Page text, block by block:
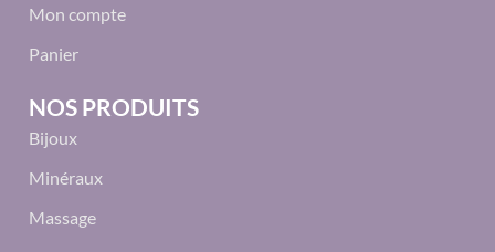
Mon compte
Panier
NOS PRODUITS
Bijoux
Minéraux
Massage